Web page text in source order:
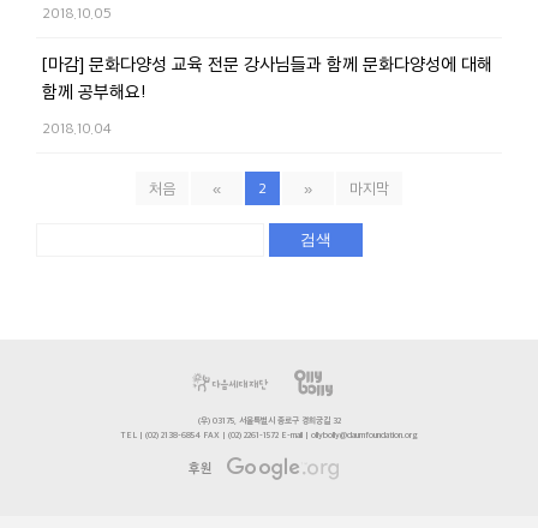
2018.10.05
[마감] 문화다양성 교육 전문 강사님들과 함께 문화다양성에 대해
함께 공부해요!
2018.10.04
처음 « 2 » 마지막
검색
(우) 03175, 서울특별시 종로구 경희궁길 32
TEL | (02) 2138-6854 FAX | (02) 2261-1572 E-mail | ollybolly@daumfoundation.org
후원